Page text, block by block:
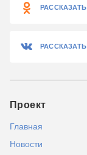
РАССКАЗАТЬ
РАССКАЗАТЬ
Проект
Главная
Новости